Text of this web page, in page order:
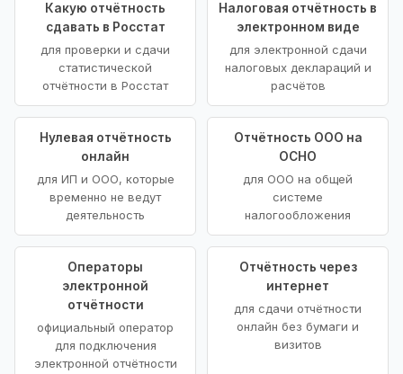
Какую отчётность
сдавать в Росстат
для проверки и сдачи
статистической
отчётности в Росстат
Налоговая отчётность в
электронном виде
для электронной сдачи
налоговых деклараций и
расчётов
Нулевая отчётность
онлайн
для ИП и ООО, которые
временно не ведут
деятельность
Отчётность ООО на
ОСНО
для ООО на общей
системе
налогообложения
Операторы
электронной
отчётности
официальный оператор
для подключения
электронной отчётности
Отчётность через
интернет
для сдачи отчётности
онлайн без бумаги и
визитов